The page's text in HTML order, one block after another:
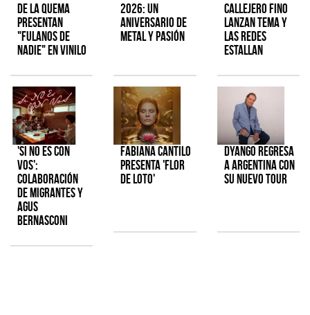
de la Quema
presentan
"Fulanos de
Nadie" en vinilo
2026: Un
aniversario de
metal y pasión
Callejero Fino
lanzan tema y
las redes
estallan
'Si No Es Con
Vos':
colaboración
de Migrantes y
Agus
Bernasconi
Fabiana Cantilo
presenta 'Flor
de Loto'
Dyango regresa
a Argentina con
su nuevo tour